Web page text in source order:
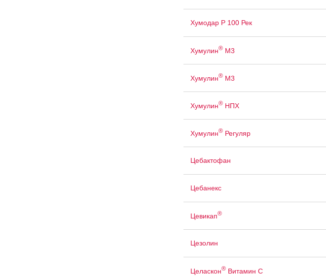
Хумодар Р 100 Рек
Хумулин®M3
Хумулин®М3
Хумулин®НПХ
Хумулин®Регуляр
Цебактофан
Цебанекс
Цевикап®
Цезолин
Целаскон®Витамин С